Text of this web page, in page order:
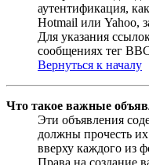
аутентификация,
Hotmail или Yahoo,
Для указания
сообщениях тег
Вернуться к началу
Что такое важные
Эти объявления
должны прочесть
вверху каждого из
Права на создание